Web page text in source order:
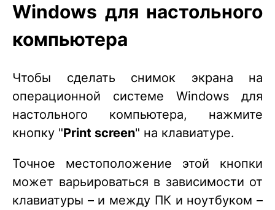
Windows для настольного
компьютера
Чтобы сделать снимок экрана на
операционной системе Windows для
настольного компьютера, нажмите
кнопку "Print screen" на клавиатуре.
Точное местоположение этой кнопки
может варьироваться в зависимости от
клавиатуры – и между ПК и ноутбуком –